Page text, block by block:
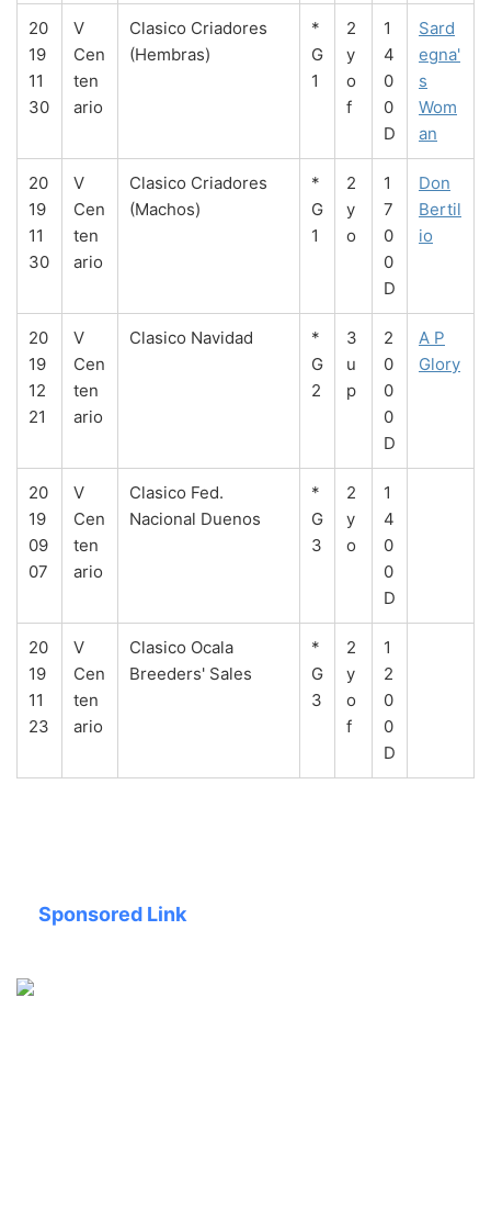
20
19
11
30
V
Cen
ten
ario
Clasico Criadores
(Hembras)
*
G
1
2
y
o
f
1
4
0
0
D
Sard
egna'
s
Wom
an
20
19
11
30
V
Cen
ten
ario
Clasico Criadores
(Machos)
*
G
1
2
y
o
1
7
0
0
D
Don
Bertil
io
20
19
12
21
V
Cen
ten
ario
Clasico Navidad
*
G
2
3
u
p
2
0
0
0
D
A P
Glory
20
19
09
07
V
Cen
ten
ario
Clasico Fed.
Nacional Duenos
*
G
3
2
y
o
1
4
0
0
D
20
19
11
23
V
Cen
ten
ario
Clasico Ocala
Breeders' Sales
*
G
3
2
y
o
f
1
2
0
0
D
Sponsored Link